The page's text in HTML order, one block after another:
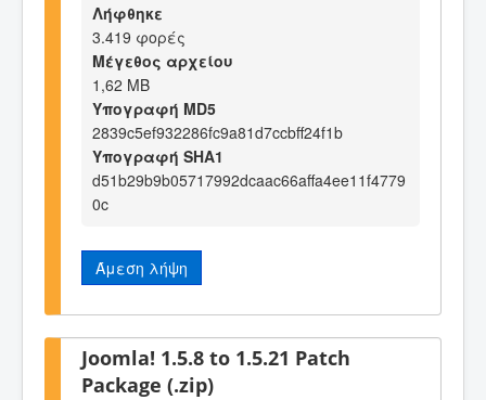
Λήφθηκε
3.419 φορές
Μέγεθος αρχείου
1,62 MB
Υπογραφή MD5
2839c5ef932286fc9a81d7ccbff24f1b
Υπογραφή SHA1
d51b29b9b05717992dcaac66affa4ee11f4779
0c
Άμεση λήψη
Joomla! 1.5.8 to 1.5.21 Patch
Package (.zip)